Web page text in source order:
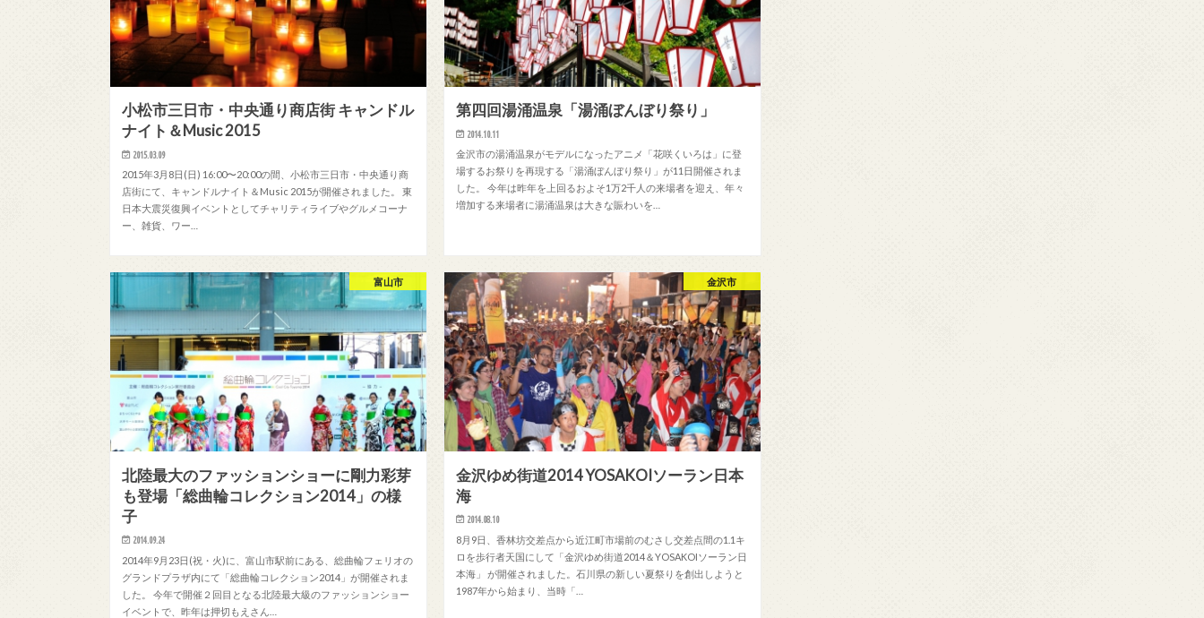
小松市三日市・中央通り商店街 キャンドル
ナイト＆Music 2015
2015.03.09
2015年3月8日(日) 16:00〜20:00の間、小松市三日市・中央通り商
店街にて、キャンドルナイト＆Music 2015が開催されました。 東
日本大震災復興イベントとしてチャリティライブやグルメコーナ
ー、雑貨、ワー…
第四回湯涌温泉「湯涌ぼんぼり祭り」
2014.10.11
金沢市の湯涌温泉がモデルになったアニメ「花咲くいろは」に登
場するお祭りを再現する「湯涌ぼんぼり祭り」が11日開催されま
した。 今年は昨年を上回るおよそ1万2千人の来場者を迎え、年々
増加する来場者に湯涌温泉は大きな賑わいを…
富山市
北陸最大のファッションショーに剛力彩芽
も登場「総曲輪コレクション2014」の様
子
2014.09.24
2014年9月23日(祝・火)に、富山市駅前にある、総曲輪フェリオの
グランドプラザ内にて「総曲輪コレクション2014」が開催されま
した。 今年で開催２回目となる北陸最大級のファッションショー
イベントで、昨年は押切もえさん…
金沢市
金沢ゆめ街道2014 YOSAKOIソーラン日本
海
2014.08.10
8月9日、香林坊交差点から近江町市場前のむさし交差点間の1.1キ
ロを歩行者天国にして「金沢ゆめ街道2014＆YOSAKOIソーラン日
本海」 が開催されました。石川県の新しい夏祭りを創出しようと
1987年から始まり、当時「…